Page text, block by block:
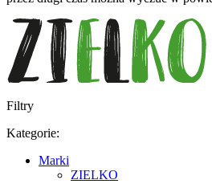
Filtry
Kategorie:
Marki
ZIELKO